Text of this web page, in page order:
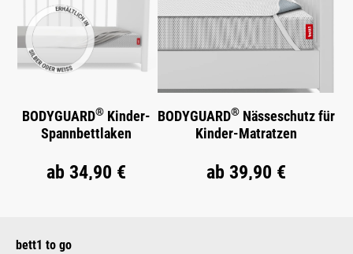
BODYGUARD® Kinder-
Spannbettlaken
ab 34,90 €
BODYGUARD® Nässeschutz für
Kinder-Matratzen
ab 39,90 €
bett1 to go